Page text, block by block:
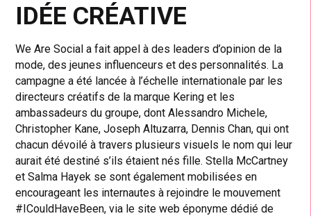
IDÉE CRÉATIVE
We Are Social a fait appel à des leaders d’opinion de la
mode, des jeunes influenceurs et des personnalités. La
campagne a été lancée à l’échelle internationale par les
directeurs créatifs de la marque Kering et les
ambassadeurs du groupe, dont Alessandro Michele,
Christopher Kane, Joseph Altuzarra, Dennis Chan, qui ont
chacun dévoilé à travers plusieurs visuels le nom qui leur
aurait été destiné s’ils étaient nés fille. Stella McCartney
et Salma Hayek se sont également mobilisées en
encourageant les internautes à rejoindre le mouvement
#ICouldHaveBeen, via le site web éponyme dédié de